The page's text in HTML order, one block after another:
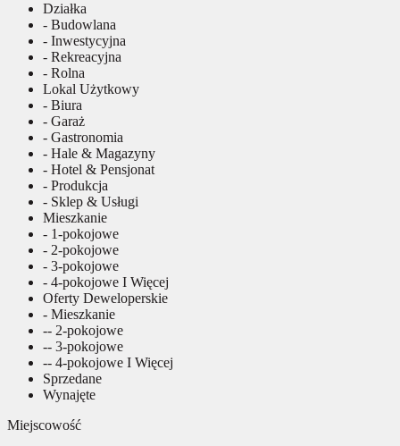
Działka
- Budowlana
- Inwestycyjna
- Rekreacyjna
- Rolna
Lokal Użytkowy
- Biura
- Garaż
- Gastronomia
- Hale & Magazyny
- Hotel & Pensjonat
- Produkcja
- Sklep & Usługi
Mieszkanie
- 1-pokojowe
- 2-pokojowe
- 3-pokojowe
- 4-pokojowe I Więcej
Oferty Deweloperskie
- Mieszkanie
-- 2-pokojowe
-- 3-pokojowe
-- 4-pokojowe I Więcej
Sprzedane
Wynajęte
Miejscowość